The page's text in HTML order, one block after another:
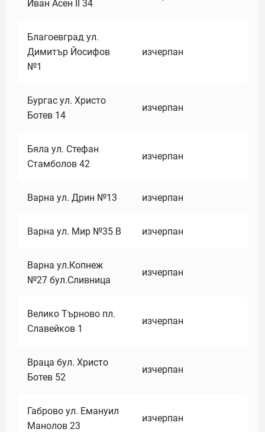
Иван Асен II 34
Благоевград ул.
Димитър Йосифов
№1
изчерпан
Бургас ул. Христо
Ботев 14
изчерпан
Бяла ул. Стефан
Стамболов 42
изчерпан
Варна ул. Дрин №13 изчерпан
Варна ул. Мир №35 В изчерпан
Варна ул.Копнеж
№27 бул.Сливница
изчерпан
Велико Търново пл.
Славейков 1
изчерпан
Враца бул. Христо
Ботев 52
изчерпан
Габрово ул. Емануил
Манолов 23
изчерпан